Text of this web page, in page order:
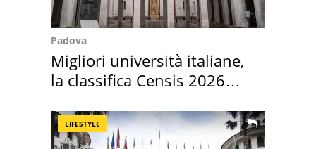
Padova
Migliori università italiane,
la classifica Censis 2026
LIFESTYLE